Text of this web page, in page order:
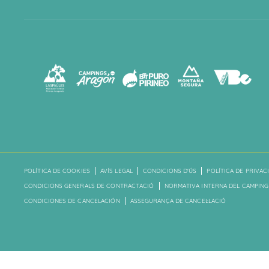
POLÍTICA DE COOKIES AVÍS LEGAL CONDICIONS D'ÚS POLÍTICA DE
CONDICIONS GENERALS DE CONTRACTACIÓ
NORMATIVA INTERNA DEL CAMPING
CONDICIONES DE CANCELACIÓN
ASSEGURANÇA DE CANCEL·LACIÓ